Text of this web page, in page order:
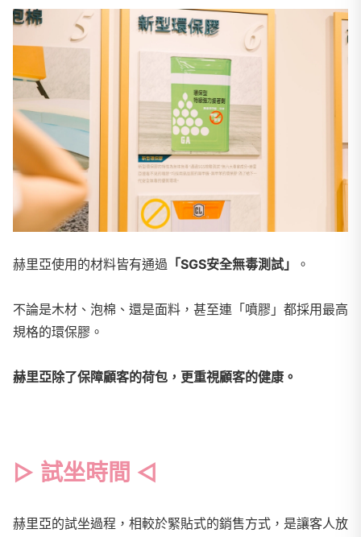
赫里亞使用的材料皆有通過 「SGS安全無毒測試」 。
不論是木材、泡棉、還是面料，甚至連「噴膠」都採用最高
規格的環保膠。
赫里亞除了保障顧客的荷包，更重視顧客的健康。
▻ 試坐時間 ◅
赫里亞的試坐過程，相較於緊貼式的銷售方式，是讓客人放